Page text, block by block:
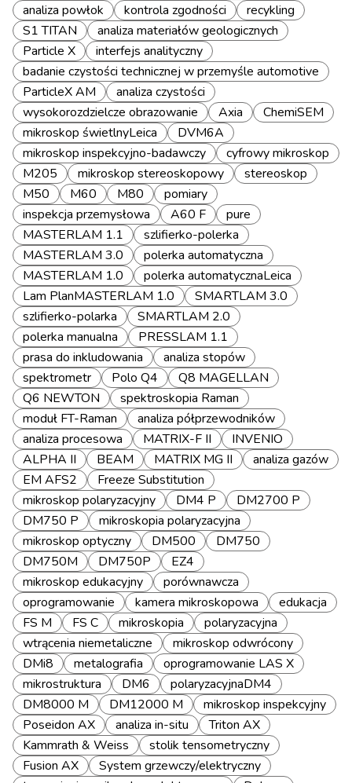
analiza powłok
kontrola zgodności
recykling
S1 TITAN
analiza materiałów geologicznych
Particle X
interfejs analityczny
badanie czystości technicznej w przemyśle automotive
ParticleX AM
analiza czystości
wysokorozdzielcze obrazowanie
Axia
ChemiSEM
mikroskop świetlnyLeica
DVM6A
mikroskop inspekcyjno-badawczy
cyfrowy mikroskop
M205
mikroskop stereoskopowy
stereoskop
M50
M60 M80
pomiary
inspekcja przemysłowa
A60 F
pure
MASTERLAM 1.1
szlifierko-polerka
MASTERLAM 3.0
polerka automatyczna
MASTERLAM 1.0
polerka automatycznaLeica
Lam PlanMASTERLAM 1.0
SMARTLAM 3.0
szlifierko-polarka
SMARTLAM 2.0
polerka manualna
PRESSLAM 1.1
prasa do inkludowania
analiza stopów
spektrometr
Polo Q4
Q8 MAGELLAN
Q6 NEWTON
spektroskopia Raman
moduł FT-Raman
analiza półprzewodników
analiza procesowa
MATRIX-F II
INVENIO
ALPHA II
BEAM MATRIX MG II
analiza gazów
EM AFS2
Freeze Substitution
mikroskop polaryzacyjny
DM4 P
DM2700 P
DM750 P
mikroskopia polaryzacyjna
mikroskop optyczny
DM500
DM750
DM750M
DM750P
EZ4
mikroskop edukacyjny
porównawcza
oprogramowanie
kamera mikroskopowa
edukacja
FS M
FS C mikroskopia
polaryzacyjna
wtrącenia niemetaliczne
mikroskop odwrócony
DMi8
metalografia
oprogramowanie LAS X
mikrostruktura
DM6
polaryzacyjnaDM4
DM8000 M
DM12000 M
mikroskop inspekcyjny
Poseidon AX
analiza in-situ
Triton AX
Kammrath & Weiss
stolik tensometryczny
Fusion AX
System grzewczy/elektryczny